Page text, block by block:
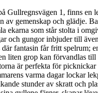
Gullregnsvägen 1, finns en
av gemenskap och glädje.
ekarna som står stolta i
och gungor inbjuder till
där fantasin får fritt spelrum;
liten grop kan förvandlas
är perfekta för picknickar
varma dagar lockar
stunder av skratt och